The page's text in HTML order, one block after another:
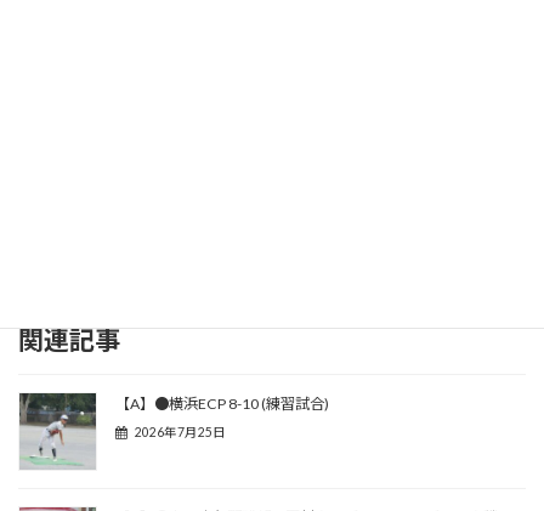
関連記事
【A】●横浜ECP 8-10 (練習試合)
2026年7月25日